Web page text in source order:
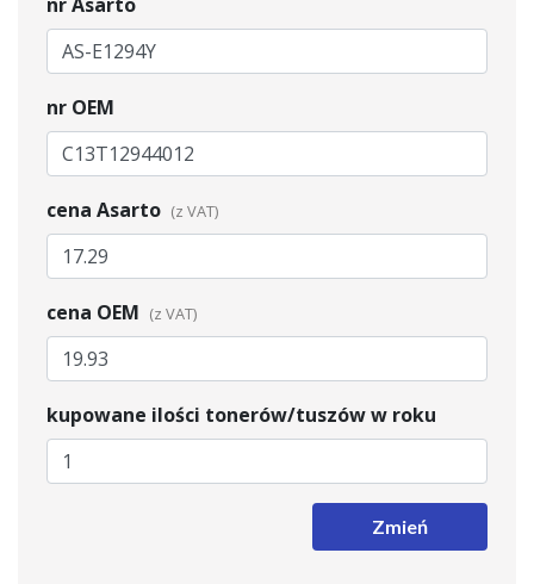
nr OEM
cena Asarto
cena OEM
kupowane ilości tonerów/tuszów w roku
Zmień